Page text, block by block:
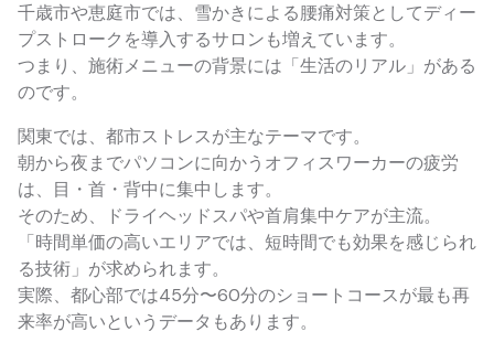
千歳市や恵庭市では、雪かきによる腰痛対策としてディー
プストロークを導入するサロンも増えています。
つまり、施術メニューの背景には「生活のリアル」がある
のです。
関東では、都市ストレスが主なテーマです。
朝から夜までパソコンに向かうオフィスワーカーの疲労
は、目・首・背中に集中します。
そのため、ドライヘッドスパや首肩集中ケアが主流。
「時間単価の高いエリアでは、短時間でも効果を感じられ
る技術」が求められます。
実際、都心部では45分〜60分のショートコースが最も再
来率が高いというデータもあります。